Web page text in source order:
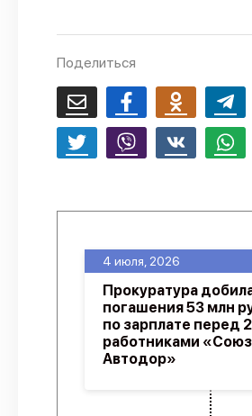
Поделиться
4 июля, 2026
Прокуратура
погашения 53 млн
по зарплате перед
работниками «Союз
Автодор»